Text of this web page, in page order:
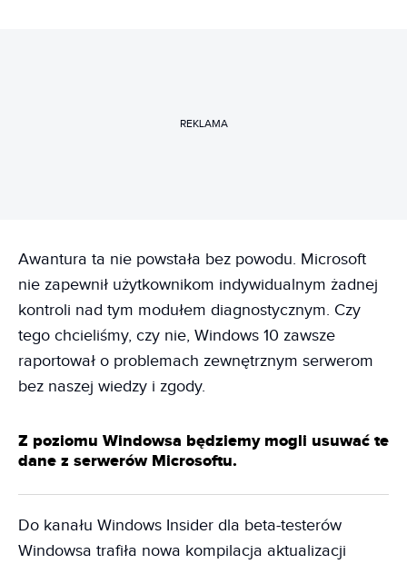
REKLAMA
Awantura ta nie powstała bez powodu. Microsoft
nie zapewnił użytkownikom indywidualnym żadnej
kontroli nad tym modułem diagnostycznym. Czy
tego chcieliśmy, czy nie, Windows 10 zawsze
raportował o problemach zewnętrznym serwerom
bez naszej wiedzy i zgody.
Z poziomu Windowsa będziemy mogli usuwać te
dane z serwerów Microsoftu.
Do kanału Windows Insider dla beta-testerów
Windowsa trafiła nowa kompilacja aktualizacji